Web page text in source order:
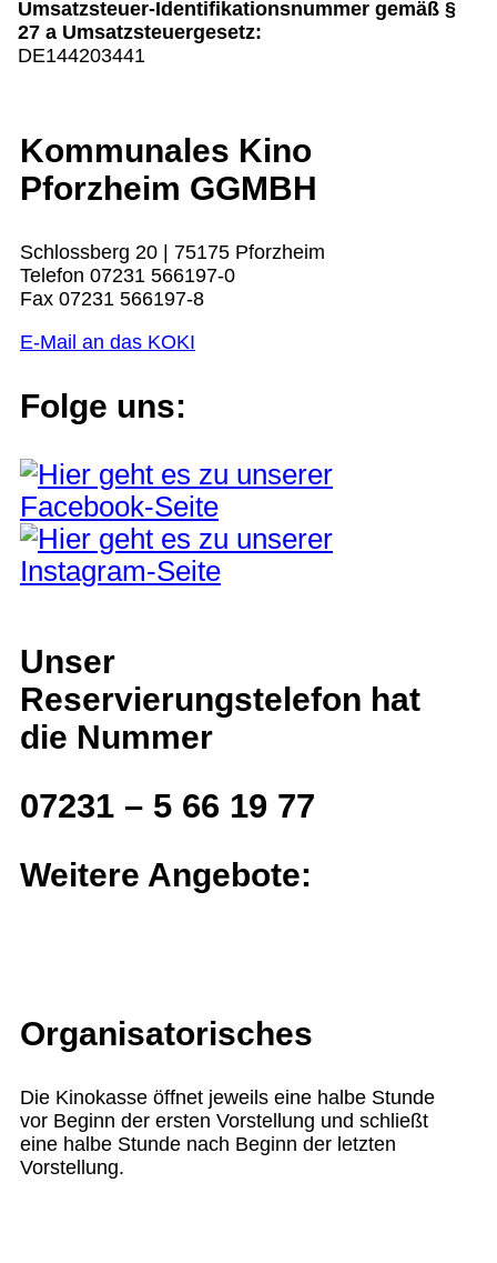
Umsatzsteuer-Identifikationsnummer gemäß §
27 a Umsatzsteuergesetz:
DE144203441
Kommunales Kino
Pforzheim GGMBH
Schlossberg 20 | 75175 Pforzheim
Telefon 07231 566197-0
Fax 07231 566197-8
E-Mail an das KOKI
Folge uns:
Unser
Reservierungstelefon hat
die Nummer
07231 – 5 66 19 77
Weitere Angebote:
Organisatorisches
Die Kinokasse öffnet jeweils eine halbe Stunde
vor Beginn der ersten Vorstellung und schließt
eine halbe Stunde nach Beginn der letzten
Vorstellung.